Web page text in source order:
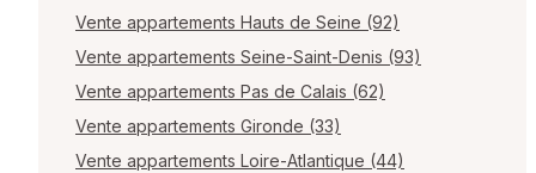
Vente appartements Hauts de Seine (92)
Vente appartements Seine-Saint-Denis (93)
Vente appartements Pas de Calais (62)
Vente appartements Gironde (33)
Vente appartements Loire-Atlantique (44)